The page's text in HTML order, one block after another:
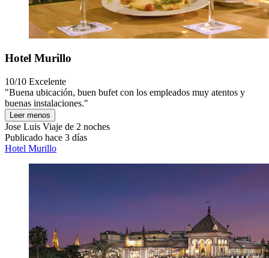
Hotel Murillo
10/10 Excelente
"Buena ubicación, buen bufet con los empleados muy atentos y
buenas instalaciones."
Leer menos
Jose Luis Viaje de 2 noches
Publicado hace 3 días
Hotel Murillo